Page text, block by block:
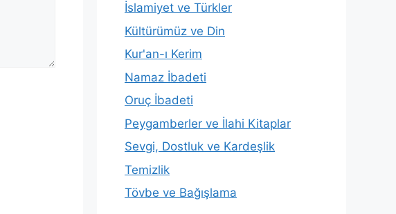
İslamiyet ve Türkler
Kültürümüz ve Din
Kur'an-ı Kerim
Namaz İbadeti
Oruç İbadeti
Peygamberler ve İlahi Kitaplar
Sevgi, Dostluk ve Kardeşlik
Temizlik
Tövbe ve Bağışlama